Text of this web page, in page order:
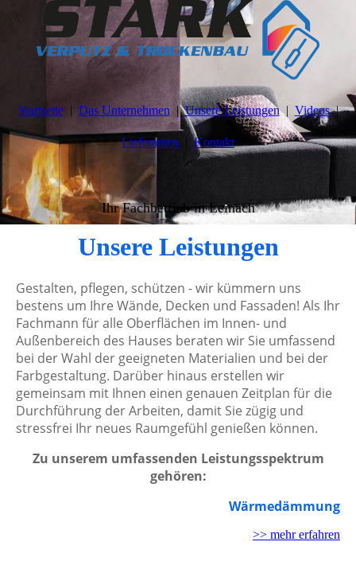
Startseite Das Unternehmen Unsere Leistungen Videos
Lieferanten Kontakt
Ihr Fachbetrieb in Leinach
Unsere Leistungen
Gestalten, pflegen, schützen - wir kümmern uns
bestens um Ihre Wände, Decken und Fassaden! Als Ihr
Fachmann für alle Oberflächen im Innen- und
Außenbereich des Hauses beraten wir Sie umfassend
bei der Wahl der geeigneten Materialien und bei der
Farbgestaltung. Darüber hinaus erstellen wir
gemeinsam mit Ihnen einen genauen Zeitplan für die
Durchführung der Arbeiten, damit Sie zügig und
stressfrei Ihr neues Raumgefühl genießen können.
Zu unserem umfassenden Leistungsspektrum
gehören:
Wärmedämmung
>> mehr erfahren